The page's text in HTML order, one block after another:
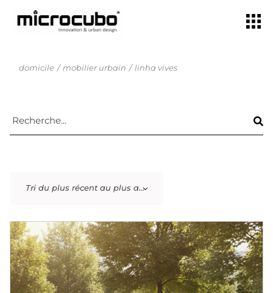
domicile mobilier urbain linha vives
Tri du plus récent au plus ancien